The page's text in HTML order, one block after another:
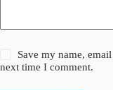
Save my name,
next time I comment.